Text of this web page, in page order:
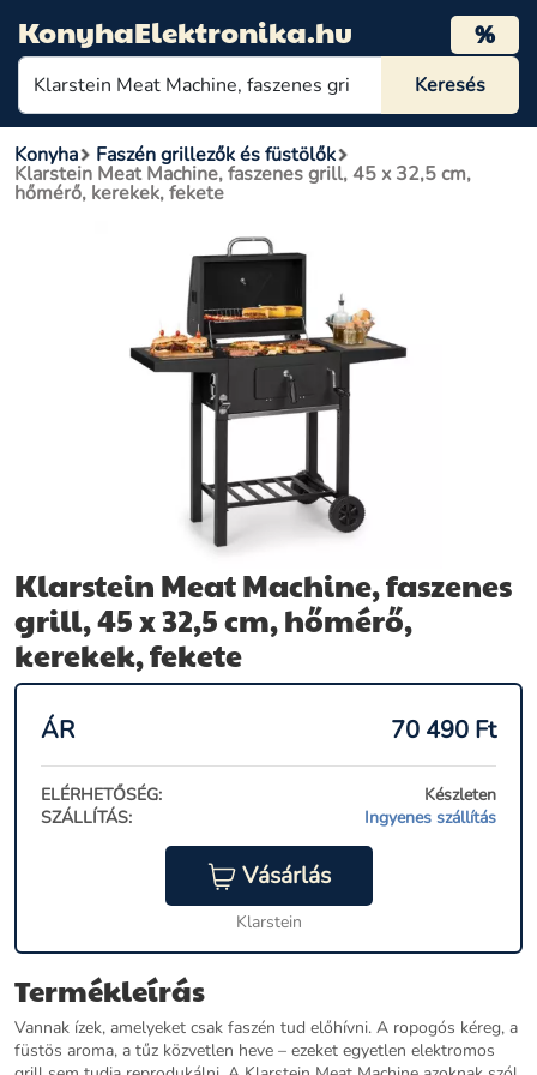
KonyhaElektronika.hu %
Konyha Faszén grillezők és füstölők
Klarstein Meat Machine, faszenes grill, 45 x 32,5 cm,
hőmérő, kerekek, fekete
Klarstein Meat Machine, faszenes
grill, 45 x 32,5 cm, hőmérő,
kerekek, fekete
ÁR 70 490 Ft
ELÉRHETŐSÉG:
Készleten
SZÁLLÍTÁS:
Ingyenes szállítás
Vásárlás
Klarstein
Termékleírás
Vannak ízek, amelyeket csak faszén tud előhívni. A ropogós kéreg, a
füstös aroma, a tűz közvetlen heve – ezeket egyetlen elektromos